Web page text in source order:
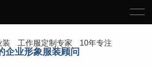
装 工作服定制专家 10年专注
企业形象服装顾问